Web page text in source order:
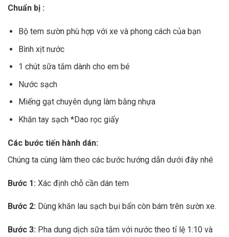
Chuẩn bị :
Bộ tem sườn phù hợp với xe và phong cách của bạn
Bình xịt nước
1 chút sữa tắm dành cho em bé
Nước sạch
Miếng gạt chuyên dụng làm bằng nhựa
Khăn tay sạch *Dao rọc giấy
Các bước tiến hành dán:
Chúng ta cùng làm theo các bước hướng dẫn dưới đây nhé
Bước 1: Xác định chỗ cần dán tem
Bước 2: Dùng khăn lau sạch bụi bẩn còn bám trên sườn xe.
Bước 3: Pha dung dịch sữa tắm với nước theo tỉ lệ 1:10 và